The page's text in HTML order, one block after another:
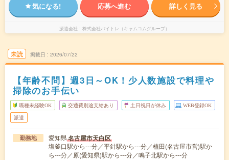
気になる! 応募へ進む 詳しく見る
派遣会社 株式会社バイトレ（キャムコムグループ）
未読 掲載日 2026/07/22
【年齢不問】週3日～OK！少人数施設で料理や
掃除のお手伝い
職種未経験OK 交通費別途支給あり 土日祝日が休み WEB登録OK
派遣
勤務地 愛知県名古屋市天白区
塩釜口駅から---分／平針駅から---分／植田(名古屋市営)駅か
ら---分／原(愛知県)駅から---分／鳴子北駅から---分